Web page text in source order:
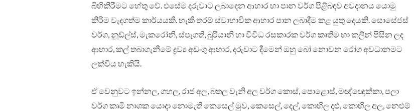
බිහිකිරීමට හේතු වේ. එසේම දරුවාට ලබාදෙන ආහාර හා පාන වර්ග පිළිබඳව අවදානය යොමු
කිරිම වැදගත්ම කාර්යයකි. හැකි තරම් ස්වාභාවික ආහාර පාන ලබාදීම කළ යුතු දෙයකි. සොසේජස්
වර්ග, නූඩ්ල්ස්, මැකරෝනි, ස්පැගති, බුරියානි හා විවිධ රසකාරක වර්ග කෘතිම හා කලින් පිසින ලද
ආහාර, කල් තබාගැනීමේ ද්‍රව්‍ය අඩංගු ආහාර, දරුවාට දීමෙන් ඔහු බෝ නොවන රෝග අවධානමට
ලක්විය හැකියි.
ඒ වෙනුවට ඉන්නල, ගහල, රාජ අල, බතල වැනි අල වර්ග කොස්, පොළොස්, මඥ්ඥොක්කා, පලා
වර්ග කෘමි නාශක යොදා නොමැති කෙසෙල් මුව, කෙසෙල්, දෙල්, කොහිල දළු, කොහිල අල, නෙළුම්